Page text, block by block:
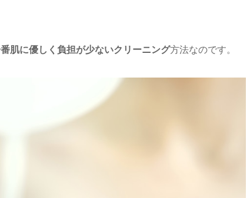
肌に優しく負担が少ないクリーニング方法なのです。